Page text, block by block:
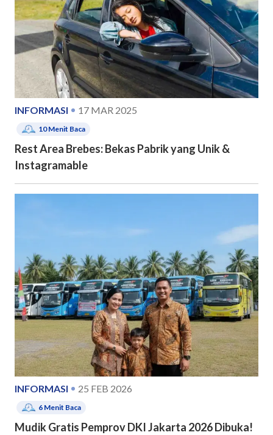
INFORMASI 17 MAR 2025
10Menit Baca
Rest Area Brebes: Bekas Pabrik yang Unik &
Instagramable
INFORMASI 25 FEB 2026
6 Menit Baca
Mudik Gratis Pemprov DKI Jakarta 2026 Dibuka!